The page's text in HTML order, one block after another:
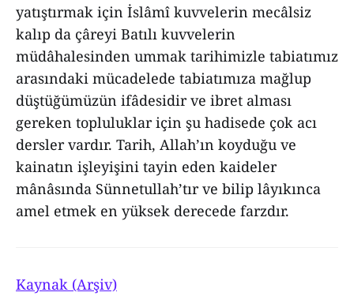
yatıştırmak için İslâmî kuvvelerin mecâlsiz
kalıp da çâreyi Batılı kuvvelerin
müdâhalesinden ummak tarihimizle tabiatımız
arasındaki mücadelede tabiatımıza mağlup
düştüğümüzün ifâdesidir ve ibret alması
gereken topluluklar için şu hadisede çok acı
dersler vardır. Tarih, Allah’ın koyduğu ve
kainatın işleyişini tayin eden kaideler
mânâsında Sünnetullah’tır ve bilip lâyıkınca
amel etmek en yüksek derecede farzdır.
Kaynak (Arşiv)